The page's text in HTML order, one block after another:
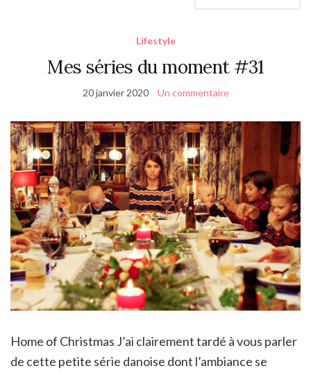
Lifestyle
Mes séries du moment #31
20 janvier 2020 Un commentaire
Home of Christmas J’ai clairement tardé à vous parler
de cette petite série danoise dont l’ambiance se